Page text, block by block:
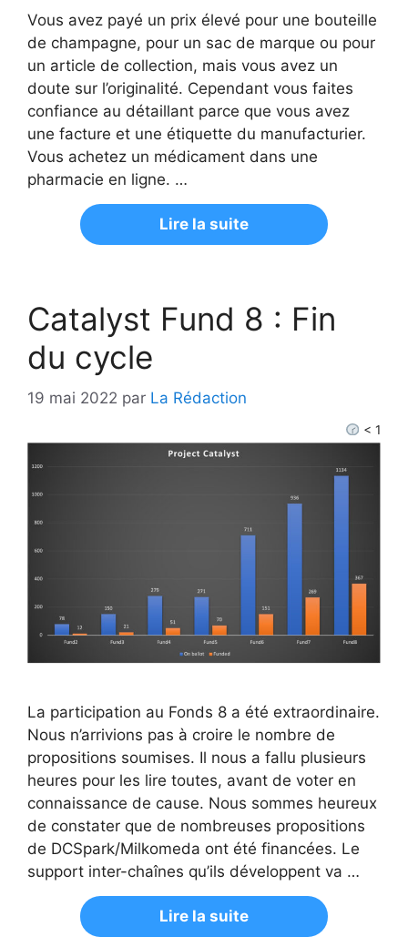
Vous avez payé un prix élevé pour une bouteille
de champagne, pour un sac de marque ou pour
un article de collection, mais vous avez un
doute sur l’originalité. Cependant vous faites
confiance au détaillant parce que vous avez
une facture et une étiquette du manufacturier.
Vous achetez un médicament dans une
pharmacie en ligne. …
Lire la suite
Catalyst Fund 8 : Fin
du cycle
19 mai 2022 par La Rédaction
< 1
La participation au Fonds 8 a été extraordinaire.
Nous n’arrivions pas à croire le nombre de
propositions soumises. Il nous a fallu plusieurs
heures pour les lire toutes, avant de voter en
connaissance de cause. Nous sommes heureux
de constater que de nombreuses propositions
de DCSpark/Milkomeda ont été financées. Le
support inter-chaînes qu’ils développent va …
Lire la suite